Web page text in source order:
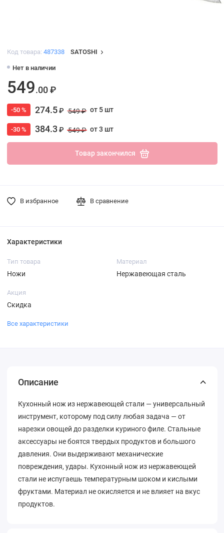
Код товара: 487338 SATOSHI
Нет в наличии
549.00 ₽
-50 % 274.5₽ 549 ₽ от 5 шт
-30 % 384.3₽ 549 ₽ от 3 шт
Товар закончился
В избранное В сравнение
Характеристики
Тип товара
Ножи
Материал
Нержавеющая сталь
Акция
Скидка
Все характеристики
Описание
Кухонный нож из нержавеющей стали — универсальный
инструмент, которому под силу любая задача — от
нарезки овощей до разделки куриного филе. Стальные
аксессуары не боятся твердых продуктов и большого
давления. Они выдерживают механические
повреждения, удары. Кухонный нож из нержавеющей
стали не испугаешь температурным шоком и кислыми
фруктами. Материал не окисляется и не влияет на вкус
продуктов.